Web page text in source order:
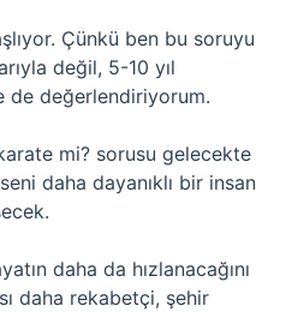
Çünkü ben bu soruyu
değil, 5-10 yıl
de değerlendiriyorum.
mi? sorusu gelecekte
daha dayanıklı bir insan
daha da hızlanacağını
daha rekabetçi, şehir